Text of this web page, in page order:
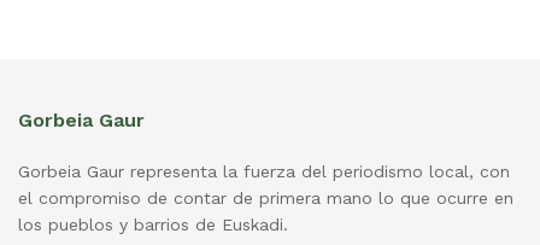
Gorbeia Gaur
Gorbeia Gaur representa la fuerza del periodismo local, con
el compromiso de contar de primera mano lo que ocurre en
los pueblos y barrios de Euskadi.